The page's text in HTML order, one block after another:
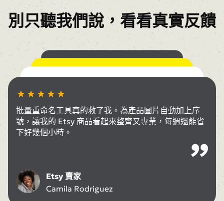
別只聽我們說，看看真實反饋
批量重命名工具真的救了我。為產品圖片自動加上序
號，讓我的 Etsy 商品看起來整齊又專業，每週還能省
下好幾個小時。
Etsy 賣家
Camila Rodriguez
作為內容創作者，我依靠批量重命名來整理媒體庫。加
上前綴與序號後，資產保持一致，能快速發佈作品。
就能為數百張照片生成清晰、結構化的檔名，完全符合
攝影師
企業主
Ethan Walker